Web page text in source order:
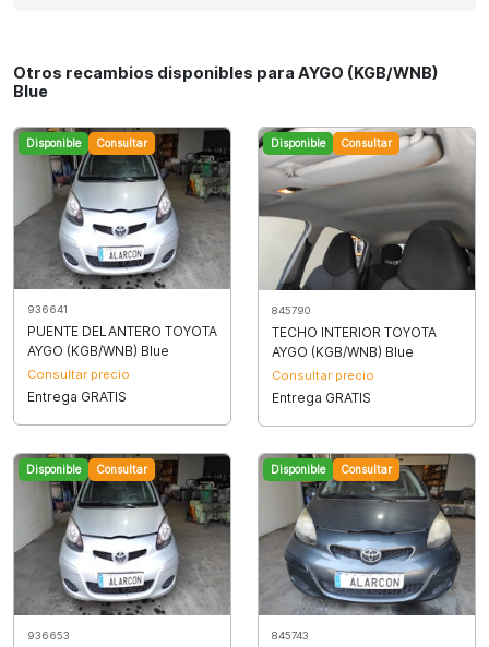
Otros recambios disponibles para AYGO (KGB/WNB)
Blue
Disponible Consultar
936641
PUENTE DELANTERO TOYOTA
AYGO (KGB/WNB) Blue
Consultar precio
Entrega GRATIS
Disponible Consultar
845790
TECHO INTERIOR TOYOTA
AYGO (KGB/WNB) Blue
Consultar precio
Entrega GRATIS
Disponible Consultar
936653
Disponible Consultar
845743